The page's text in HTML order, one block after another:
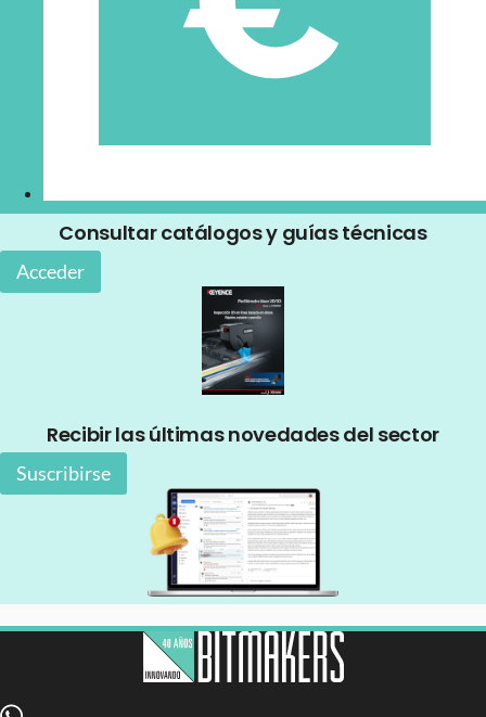
Consultar catálogos y guías técnicas
Acceder
Recibir las últimas novedades del sector
Suscribirse